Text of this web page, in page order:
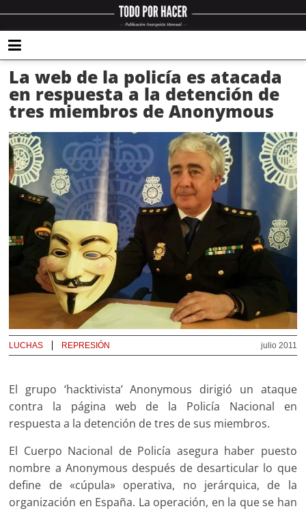
La web de la policía es atacada
en respuesta a la detención de
tres miembros de Anonymous
julio 2011
LUCHAS REPRESIÓN
El grupo ‘hacktivista’ Anonymous dirigió un ataque
contra la página web de la Policía Nacional en
respuesta a la detención de tres de sus miembros.
El Cuerpo Nacional de Policía asegura haber puesto
nombre a Anonymous después de desarticular lo que
define de «cúpula» operativa, no jerárquica, de la
organización en España. La operación, en la que se han